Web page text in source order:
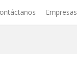
Empresas